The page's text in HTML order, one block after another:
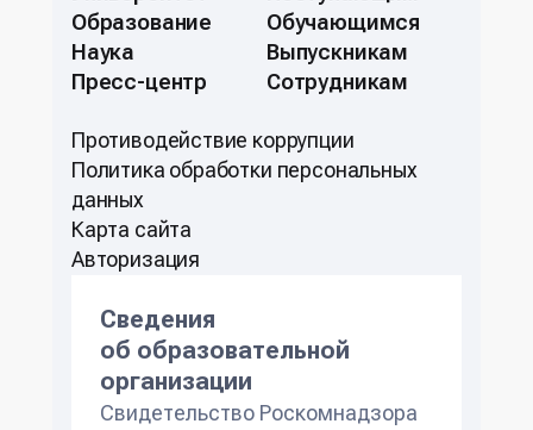
Образование
Наука
Пресс-центр
Обучающимся
Выпускникам
Сотрудникам
Противодействие коррупции
Политикa обработки персональных
данных
Карта сайта
Авторизация
Сведения
об образовательной
организации
Свидетельство Роскомнадзора